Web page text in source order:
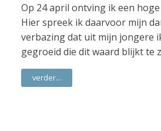
Op 24 april ontving ik een
Hier spreek ik daarvoor mijn
verbazing dat uit mijn jongere
gegroeid die dit waard blijkt te
verder...